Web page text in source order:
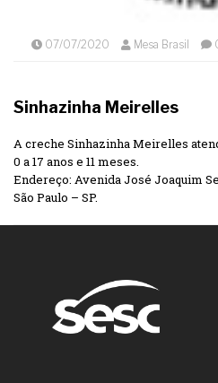
07/07/2020 Mesa Brasil
Sinhazinha Meirelles
A creche Sinhazinha Meirelles
0 a 17 anos e 11 meses.
Endereço: Avenida José Joaquim
São Paulo – SP.